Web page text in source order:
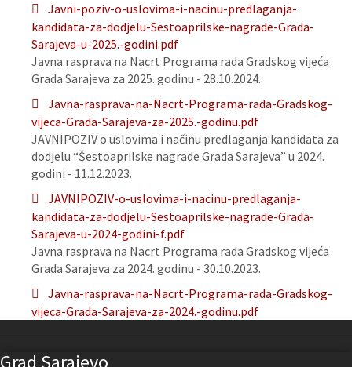
Javni-poziv-o-uslovima-i-nacinu-predlaganja-
kandidata-za-dodjelu-Sestoaprilske-nagrade-Grada-
Sarajeva-u-2025.-godini.pdf
Javna rasprava na Nacrt Programa rada Gradskog vijeća
Grada Sarajeva za 2025. godinu - 28.10.2024.
Javna-rasprava-na-Nacrt-Programa-rada-Gradskog-
vijeca-Grada-Sarajeva-za-2025.-godinu.pdf
JAVNIPOZIV o uslovima i načinu predlaganja kandidata za
dodjelu “Šestoaprilske nagrade Grada Sarajeva” u 2024.
godini - 11.12.2023.
JAVNIPOZIV-o-uslovima-i-nacinu-predlaganja-
kandidata-za-dodjelu-Sestoaprilske-nagrade-Grada-
Sarajeva-u-2024-godini-f.pdf
Javna rasprava na Nacrt Programa rada Gradskog vijeća
Grada Sarajeva za 2024. godinu - 30.10.2023.
Javna-rasprava-na-Nacrt-Programa-rada-Gradskog-
vijeca-Grada-Sarajeva-za-2024.-godinu.pdf
Grad Sarajevo